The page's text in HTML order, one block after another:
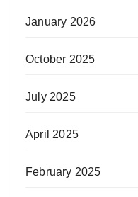
January 2026
October 2025
July 2025
April 2025
February 2025